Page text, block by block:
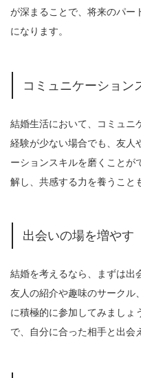
が深まることで、将来のパー
になります。
コミュニケーション
結婚生活において、コミュニ
経験が少ない場合でも、友人
ーションスキルを磨くことが
解し、共感する力を養うこと
出会いの場を増やす
結婚を考えるなら、まずは出
友人の紹介や趣味のサークル
に積極的に参加してみましょ
で、自分に合った相手と出会